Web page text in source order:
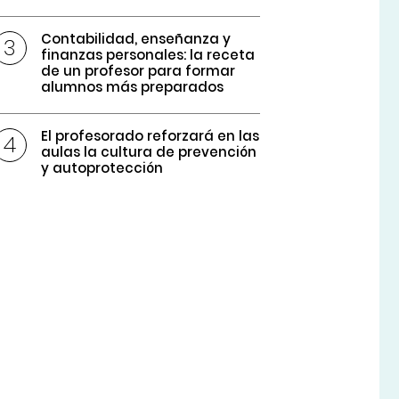
Contabilidad, enseñanza y
finanzas personales: la receta
de un profesor para formar
alumnos más preparados
El profesorado reforzará en las
aulas la cultura de prevención
y autoprotección